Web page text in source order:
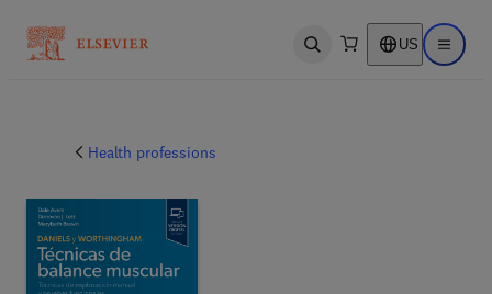
Open search US Open
Health professions